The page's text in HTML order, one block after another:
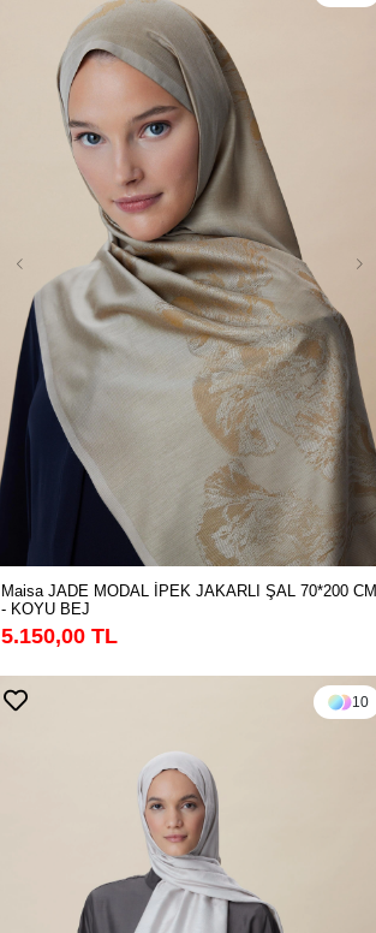
Maisa JADE MODAL İPEK JAKARLI ŞAL 70*200 CM
- KOYU BEJ
5.150,00 TL
10